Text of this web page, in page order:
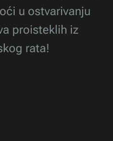
u ostvarivanju
proisteklih iz
rata!